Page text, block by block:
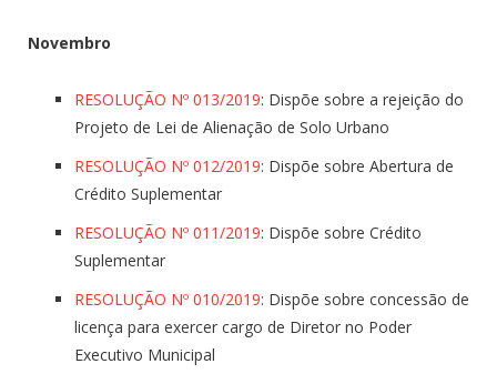
Novembro
RESOLUÇÃO Nº 013/2019: Dispõe sobre a rejeição do
Projeto de Lei de Alienação de Solo Urbano
RESOLUÇÃO Nº 012/2019: Dispõe sobre Abertura de
Crédito Suplementar
RESOLUÇÃO Nº 011/2019: Dispõe sobre Crédito
Suplementar
RESOLUÇÃO Nº 010/2019: Dispõe sobre concessão de
licença para exercer cargo de Diretor no Poder
Executivo Municipal